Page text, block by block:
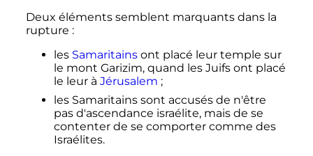
Deux éléments semblent marquants dans la
rupture :
les Samaritainsont placé leur temple sur
le mont Garizim, quand les Juifs ont placé
le leur à Jérusalem ;
les Samaritains sont accusés de n'être
pas d'ascendance israélite, mais de se
contenter de se comporter comme des
Israélites.